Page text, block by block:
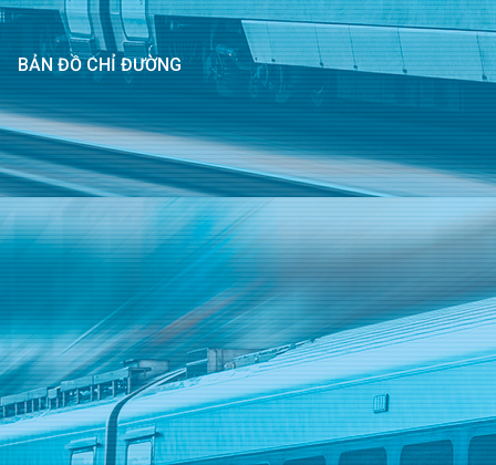
BẢN ĐỒ CHỈ ĐƯỜNG